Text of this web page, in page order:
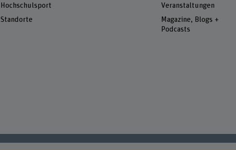
Hochschulsport
Standorte
Veranstaltungen
Magazine, Blogs +
Podcasts